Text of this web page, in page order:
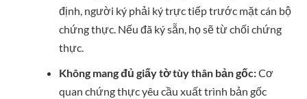
định, người ký phải ký trực tiếp trước mặt cán bộ
chứng thực. Nếu đã ký sẵn, họ sẽ từ chối chứng
thực.
Không mang đủ giấy tờ tùy thân bản gốc:Cơ
quan chứng thực yêu cầu xuất trình bản gốc